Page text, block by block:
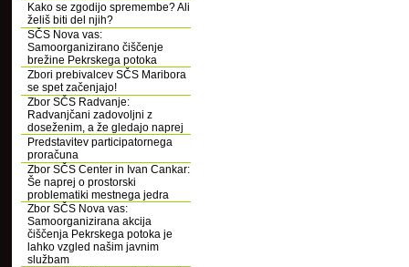
Kako se zgodijo spremembe? Ali
želiš biti del njih?
SČS Nova vas:
Samoorganizirano čiščenje
brežine Pekrskega potoka
Zbori prebivalcev SČS Maribora
se spet začenjajo!
Zbor SČS Radvanje:
Radvanjčani zadovoljni z
doseženim, a že gledajo naprej
Predstavitev participatornega
proračuna
Zbor SČS Center in Ivan Cankar:
Še naprej o prostorski
problematiki mestnega jedra
Zbor SČS Nova vas:
Samoorganizirana akcija
čiščenja Pekrskega potoka je
lahko vzgled našim javnim
službam